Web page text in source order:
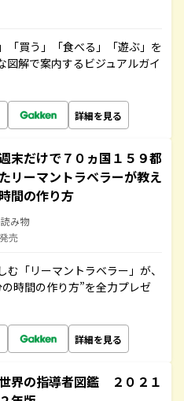
「買う」「食べる」「遊ぶ」を
図解で案内するビジュアルガイ
詳細を見る
末だけで７０ヵ国１５９都
リーマントラベラーが教え
間の作り方
み物
売
「リーマントラベラー」が、
時間の作り方”を全力プレゼ
詳細を見る
界の指導者図鑑 ２０２１